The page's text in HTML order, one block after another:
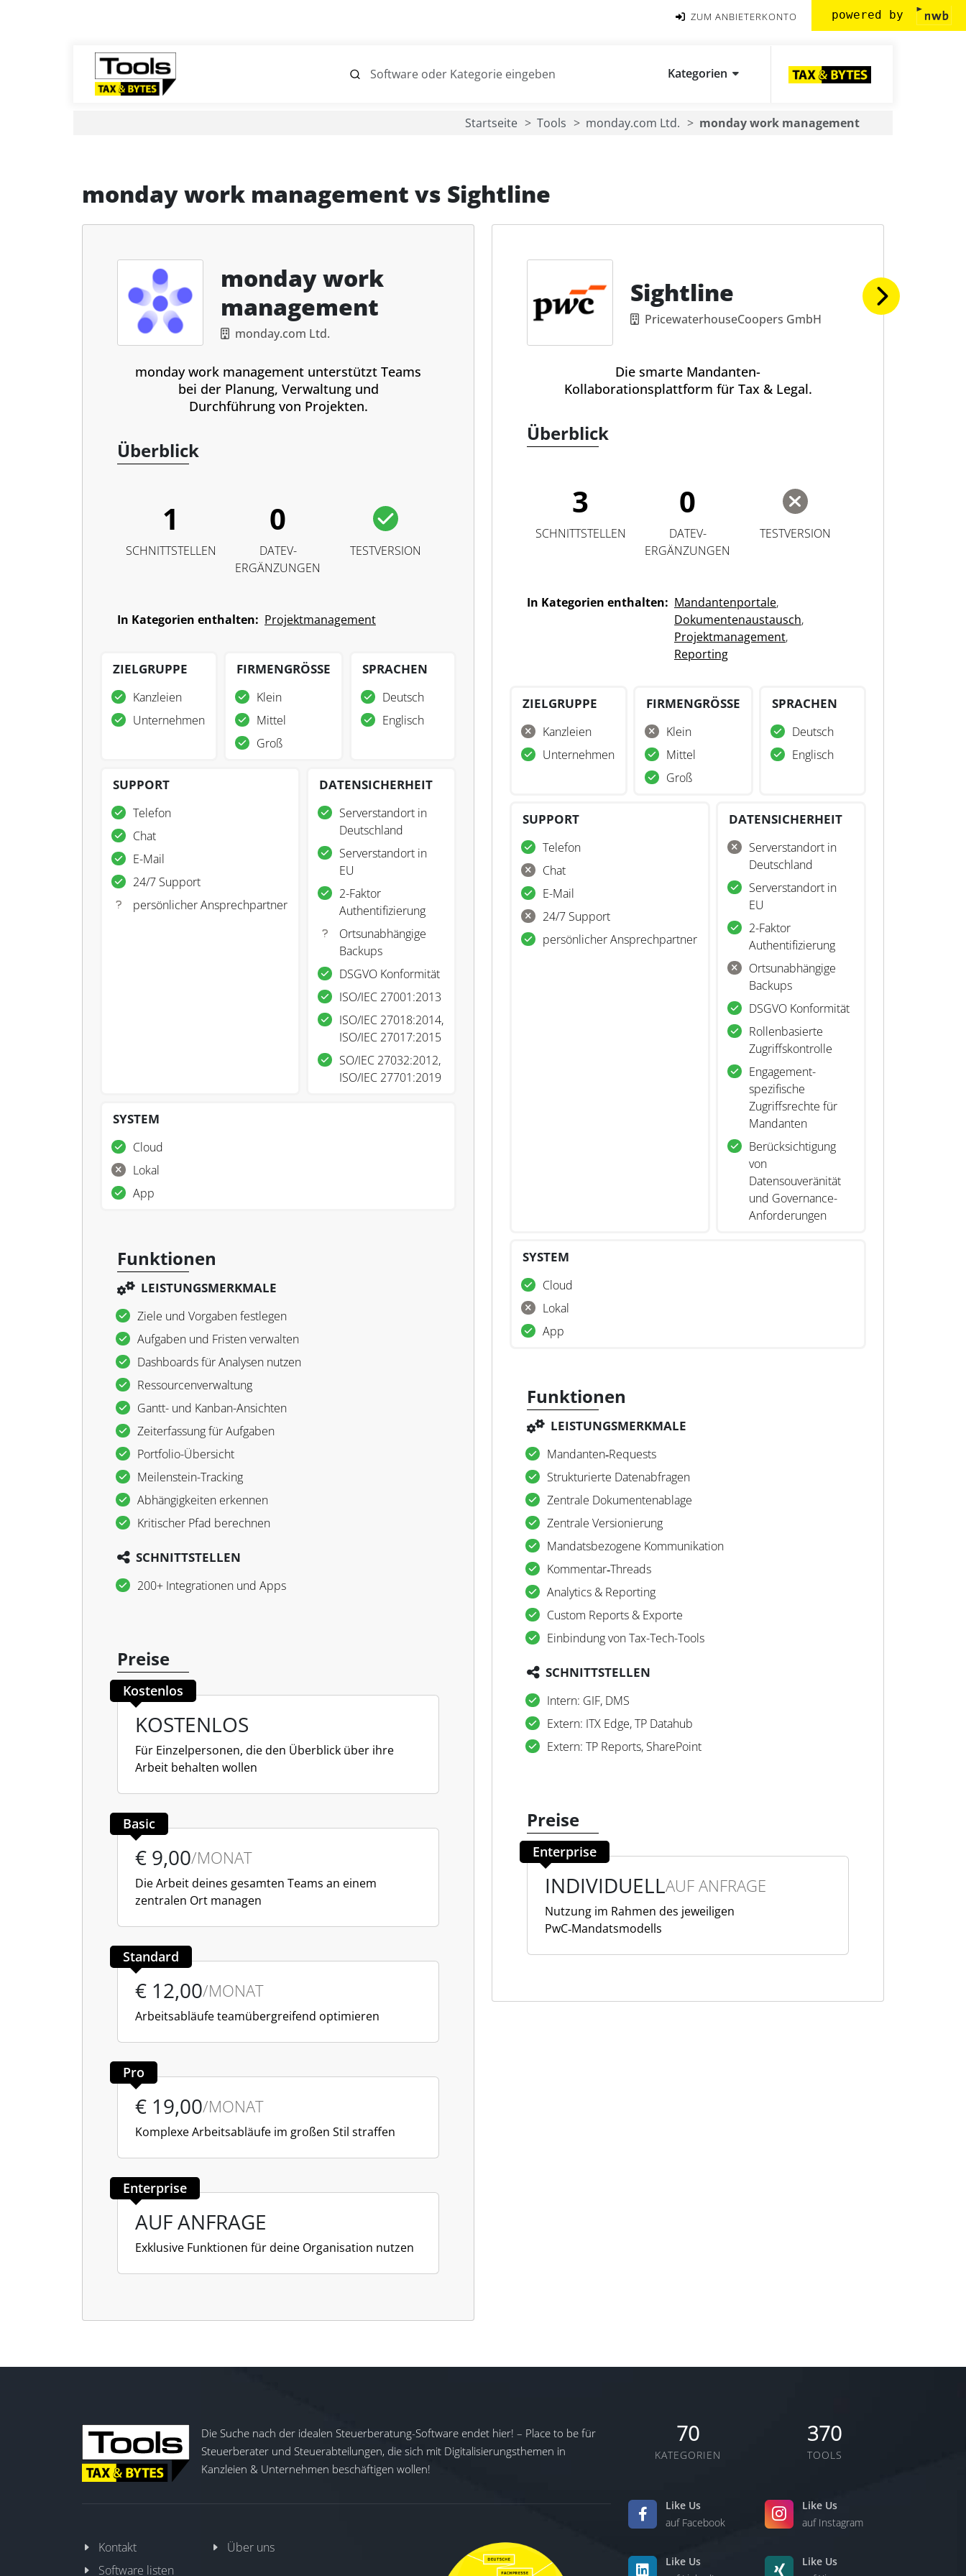
ZUM ANBIETERKONTO powered by
Kategorien
Startseite Tools monday.com Ltd. monday work management
monday work management vs Sightline
monday work
management
monday.com Ltd.
monday work management unterstützt Teams
bei der Planung, Verwaltung und
Durchführung von Projekten.
Überblick
1
SCHNITTSTELLEN
0
DATEV-
ERGÄNZUNGEN
TESTVERSION
In Kategorien enthalten: Projektmanagement
ZIELGRUPPE
Kanzleien
Unternehmen
FIRMENGRÖSSE
Klein
Mittel
Groß
SPRACHEN
Deutsch
Englisch
SUPPORT
Telefon
Chat
E-Mail
24/7 Support
persönlicher Ansprechpartner
DATENSICHERHEIT
Serverstandort in
Deutschland
Serverstandort in
EU
2-Faktor
Authentifizierung
Ortsunabhängige
Backups
DSGVO Konformität
ISO/IEC 27001:2013
ISO/IEC 27018:2014,
ISO/IEC 27017:2015
SO/IEC 27032:2012,
ISO/IEC 27701:2019
SYSTEM
Cloud
Lokal
App
Funktionen
LEISTUNGSMERKMALE
Ziele und Vorgaben festlegen
Aufgaben und Fristen verwalten
Dashboards für Analysen nutzen
Ressourcenverwaltung
Gantt- und Kanban-Ansichten
Zeiterfassung für Aufgaben
Portfolio-Übersicht
Meilenstein-Tracking
Abhängigkeiten erkennen
Kritischer Pfad berechnen
SCHNITTSTELLEN
200+ Integrationen und Apps
Preise
Kostenlos
KOSTENLOS
Für Einzelpersonen, die den Überblick über ihre
Arbeit behalten wollen
Basic
€ 9,00/MONAT
Die Arbeit deines gesamten Teams an einem
zentralen Ort managen
Standard
€ 12,00/MONAT
Arbeitsabläufe teamübergreifend optimieren
Pro
€ 19,00/MONAT
Komplexe Arbeitsabläufe im großen Stil straffen
Enterprise
AUF ANFRAGE
Exklusive Funktionen für deine Organisation nutzen
Sightline
PricewaterhouseCoopers GmbH
Die smarte Mandanten-
Kollaborationsplattform für Tax & Legal.
Überblick
3
SCHNITTSTELLEN
0
DATEV-
ERGÄNZUNGEN
TESTVERSION
In Kategorien enthalten: Mandantenportale,
Dokumentenaustausch,
Projektmanagement,
Reporting
ZIELGRUPPE
Kanzleien
Unternehmen
FIRMENGRÖSSE
Klein
Mittel
Groß
SPRACHEN
Deutsch
Englisch
SUPPORT
Telefon
Chat
E-Mail
24/7 Support
persönlicher Ansprechpartner
DATENSICHERHEIT
Serverstandort in
Deutschland
Serverstandort in
EU
2-Faktor
Authentifizierung
Ortsunabhängige
Backups
DSGVO Konformität
Rollenbasierte
Zugriffskontrolle
Engagement-
spezifische
Zugriffsrechte für
Mandanten
Berücksichtigung
von
Datensouveränität
und Governance-
Anforderungen
SYSTEM
Cloud
Lokal
App
Funktionen
LEISTUNGSMERKMALE
Mandanten‑Requests
Strukturierte Datenabfragen
Zentrale Dokumentenablage
Zentrale Versionierung
Mandatsbezogene Kommunikation
Kommentar‑Threads
Analytics & Reporting
Custom Reports & Exporte
Einbindung von Tax-Tech-Tools
SCHNITTSTELLEN
Intern: GIF, DMS
Extern: ITX Edge, TP Datahub
Extern: TP Reports, SharePoint
Preise
Enterprise
INDIVIDUELLAUF ANFRAGE
Nutzung im Rahmen des jeweiligen
PwC‑Mandatsmodells
Die Suche nach der idealen Steuerberatung-Software endet hier! – Place to be für
Steuerberater und Steuerabteilungen, die sich mit Digitalisierungsthemen in
Kanzleien & Unternehmen beschäftigen wollen!
Kontakt
Über uns
Software listen
70
KATEGORIEN
370
TOOLS
Like Us
auf Facebook
Like Us
auf Instagram
Like Us
Like Us